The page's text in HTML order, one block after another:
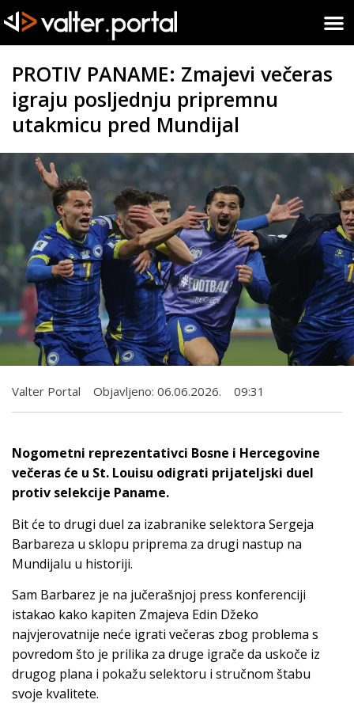
PROTIV PANAME: Zmajevi večeras
igraju posljednju pripremnu
utakmicu pred Mundijal
Valter Portal Objavljeno: 06.06.2026. 09:31
Nogometni reprezentativci Bosne i Hercegovine
večeras će u St. Louisu odigrati prijateljski duel
protiv selekcije Paname.
Bit će to drugi duel za izabranike selektora Sergeja
Barbareza u sklopu priprema za drugi nastup na
Mundijalu u historiji.
Sam Barbarez je na jučerašnjoj press konferenciji
istakao kako kapiten Zmajeva Edin Džeko
najvjerovatnije neće igrati večeras zbog problema s
povredom što je prilika za druge igrače da uskoče iz
drugog plana i pokažu selektoru i stručnom štabu
svoje kvalitete.